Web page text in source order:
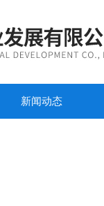
新闻动态